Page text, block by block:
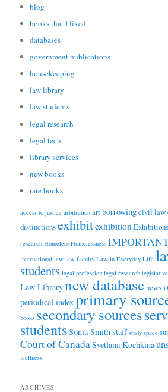
blog
books that I liked
databases
government publications
housekeeping
law library
law students
legal research
legal tech
library services
new books
rare books
access to justice arbitration artborrowingcivil law
distinctionsexhibitexhibitionExhibitions
research Homeless Homelessness
international law law faculty Law in Everyday Life
students legal profession legal research
Law Librarynew databasenews
periodical indexprimary
books secondary sources
studentsSonia Smithstaff study space
Court of CanadaSvetlana Kochkina
wellness
ARCHIVES